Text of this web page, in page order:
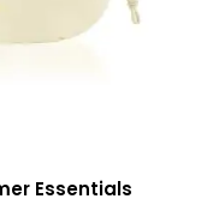
Essentials